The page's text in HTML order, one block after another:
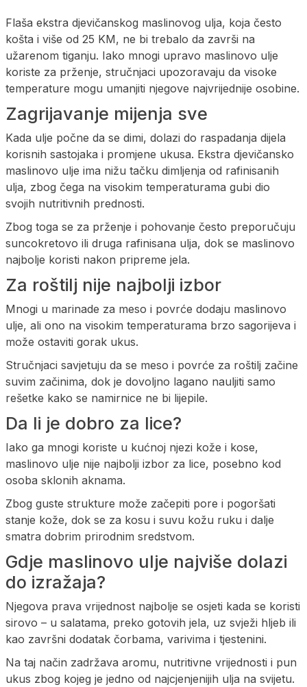
Flaša ekstra djevičanskog maslinovog ulja, koja često
košta i više od 25 KM, ne bi trebalo da završi na
užarenom tiganju. Iako mnogi upravo maslinovo ulje
koriste za prženje, stručnjaci upozoravaju da visoke
temperature mogu umanjiti njegove najvrijednije osobine.
Zagrijavanje mijenja sve
Kada ulje počne da se dimi, dolazi do raspadanja dijela
korisnih sastojaka i promjene ukusa. Ekstra djevičansko
maslinovo ulje ima nižu tačku dimljenja od rafinisanih
ulja, zbog čega na visokim temperaturama gubi dio
svojih nutritivnih prednosti.
Zbog toga se za prženje i pohovanje često preporučuju
suncokretovo ili druga rafinisana ulja, dok se maslinovo
najbolje koristi nakon pripreme jela.
Za roštilj nije najbolji izbor
Mnogi u marinade za meso i povrće dodaju maslinovo
ulje, ali ono na visokim temperaturama brzo sagorijeva i
može ostaviti gorak ukus.
Stručnjaci savjetuju da se meso i povrće za roštilj začine
suvim začinima, dok je dovoljno lagano nauljiti samo
rešetke kako se namirnice ne bi lijepile.
Da li je dobro za lice?
Iako ga mnogi koriste u kućnoj njezi kože i kose,
maslinovo ulje nije najbolji izbor za lice, posebno kod
osoba sklonih aknama.
Zbog guste strukture može začepiti pore i pogoršati
stanje kože, dok se za kosu i suvu kožu ruku i dalje
smatra dobrim prirodnim sredstvom.
Gdje maslinovo ulje najviše dolazi
do izražaja?
Njegova prava vrijednost najbolje se osjeti kada se koristi
sirovo – u salatama, preko gotovih jela, uz svježi hljeb ili
kao završni dodatak čorbama, varivima i tjestenini.
Na taj način zadržava aromu, nutritivne vrijednosti i pun
ukus zbog kojeg je jedno od najcjenjenijih ulja na svijetu.